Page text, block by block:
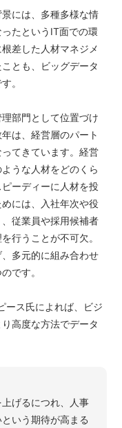
には、多種多様な情
たというIT面での環
差した人材マネジメ
とも、ビッグデータ
。
部門として位置づけ
は、経営層のパート
てきています。経営
うな人材をどのくら
ーディーに人材を投
には、入社年次や役
従業員や採用候補者
行うことが不可欠。
多元的に組み合わせ
です。
ース氏によれば、ビジ
高度な方法でデータ
上げるにつれ、人事
いう期待が高まる